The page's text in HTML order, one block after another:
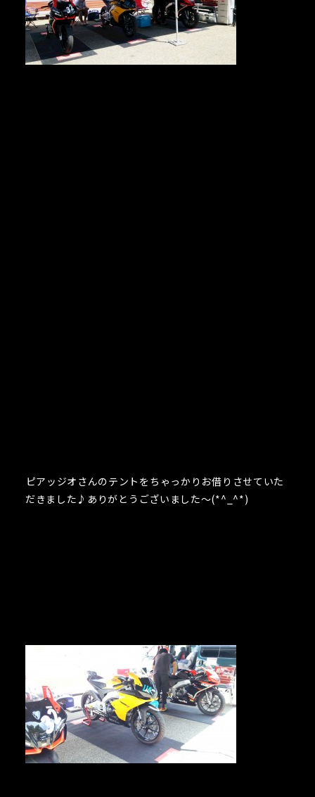
ピアッジオさんのテントをちゃっかりお借りさせていた
だきました♪ありがとうございました～(*^_^*)